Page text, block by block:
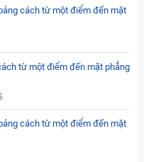
cách từ một điểm đến mặt
từ một điểm đến mặt phẳng
cách từ một điểm đến mặt